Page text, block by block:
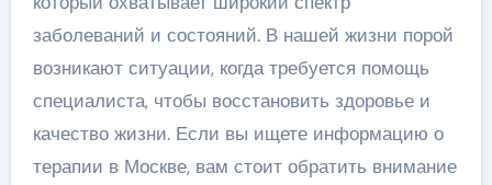
заболеваний и состояний. В нашей жизни порой
возникают ситуации, когда требуется помощь
специалиста, чтобы восстановить здоровье и
качество жизни. Если вы ищете информацию о
терапии в Москве, вам стоит обратить внимание